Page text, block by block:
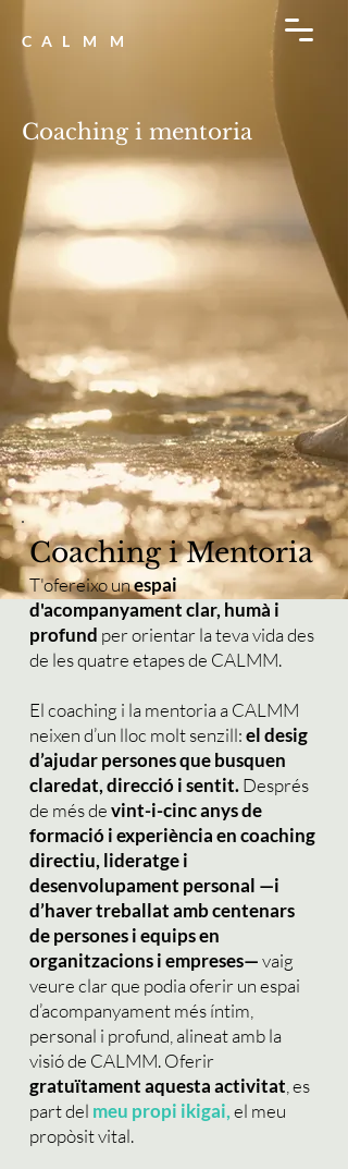
C A L M M
Coaching i mentoria
Coaching i Mentoria
T'ofereixo unespai
d'acompanyament clar, humà i
profund per orientar la teva vida des
de les quatre etapes de CALMM.
El coaching i la mentoria a CALMM
neixen d’un lloc molt senzill:el desig
d’ajudar persones que busquen
claredat, direcció i sentit.Després
de més devint-i-cinc anys de
formació i experiència en coaching
directiu, lideratge i
desenvolupament personal —i
d’haver treballat amb centenars
de persones i equips en
organitzacions i empreses—vaig
veure clar que podia oferir un espai
d’acompanyament més íntim,
personal i profund, alineat amb la
visió de CALMM. Oferir
gratuïtament aquesta activitat , es
part del meu propi ikigai,el meu
propòsit vital.